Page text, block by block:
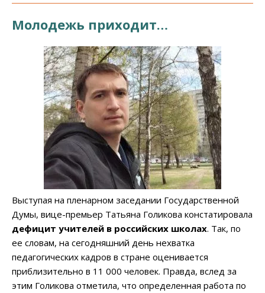
Молодежь приходит…
Выступая на пленарном заседании Государственной
Думы, вице-премьер Татьяна Голикова констатировала
дефицит учителей в российских школах. Так, по
ее словам, на сегодняшний день нехватка
педагогических кадров в стране оценивается
приблизительно в 11 000 человек. Правда, вслед за
этим Голикова отметила, что определенная работа по